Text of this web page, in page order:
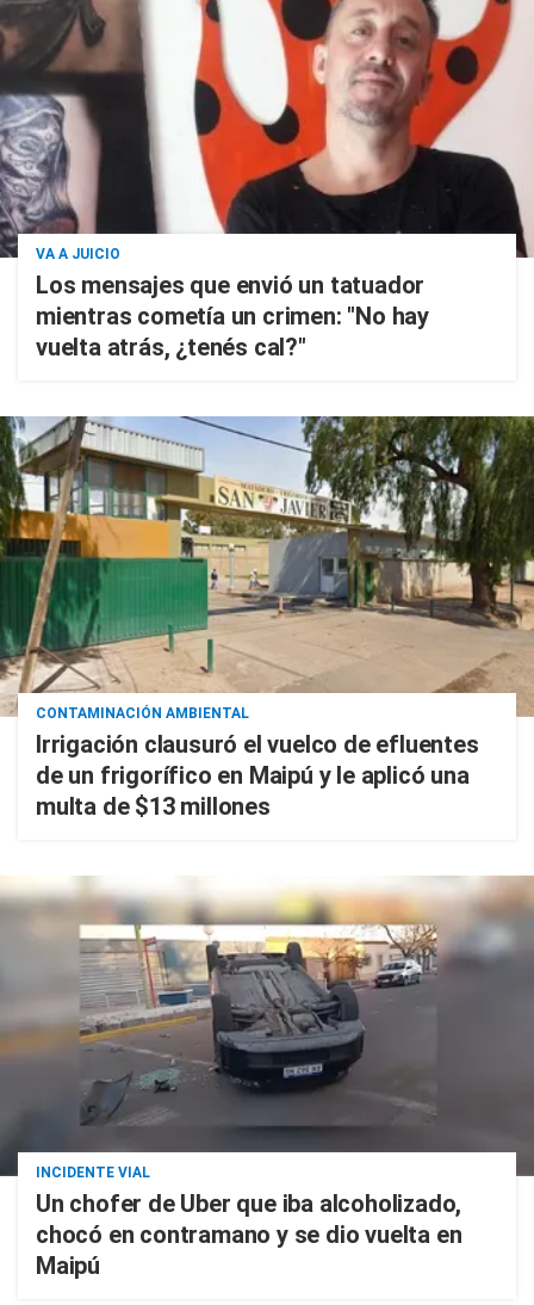
VA A JUICIO
Los mensajes que envió un tatuador
mientras cometía un crimen: "No hay
vuelta atrás, ¿tenés cal?"
CONTAMINACIÓN AMBIENTAL
Irrigación clausuró el vuelco de efluentes
de un frigorífico en Maipú y le aplicó una
multa de $13 millones
INCIDENTE VIAL
Un chofer de Uber que iba alcoholizado,
chocó en contramano y se dio vuelta en
Maipú